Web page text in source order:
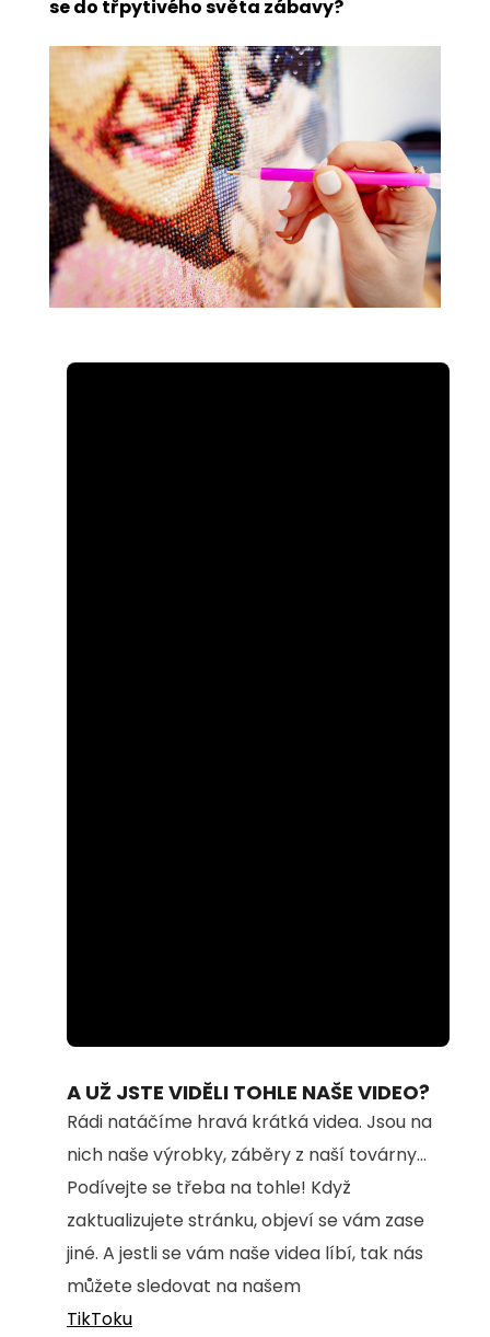
se do třpytivého světa zábavy?
49.83%
A UŽ JSTE VIDĚLI TOHLE NAŠE VIDEO?
Rádi natáčíme hravá krátká videa. Jsou na
nich naše výrobky, záběry z naší továrny...
Podívejte se třeba na tohle! Když
zaktualizujete stránku, objeví se vám zase
jiné. A jestli se vám naše videa líbí, tak nás
můžete sledovat na našem
TikToku